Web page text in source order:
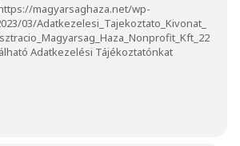
magyarsaghaza.net/wp-
03/Adatkezelesi_Tajekoztato_Kivonat_
Adatkezelési Tájékoztatónkat